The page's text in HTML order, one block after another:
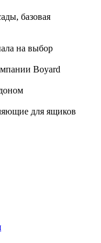
базовая
на выбор
Boyard
для ящиков